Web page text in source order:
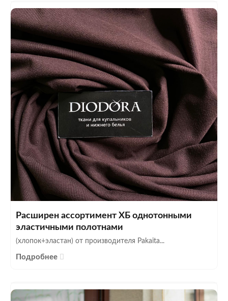
Расширен ассортимент ХБ однотонными
эластичными полотнами
(хлопок+эластан) от производителя Pakaita...
Подробнее